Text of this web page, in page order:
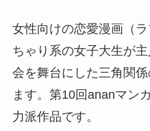
女性向けの恋愛漫画（
ちゃり系の女子大生が
会を舞台にした三角関
ます。第10回ananマン
力派作品です。